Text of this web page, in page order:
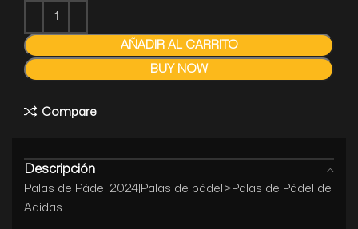
AÑADIR AL CARRITO
BUY NOW
Compare
Descripción
Palas de Pádel 2024|Palas de pádel>Palas de Pádel de
Adidas